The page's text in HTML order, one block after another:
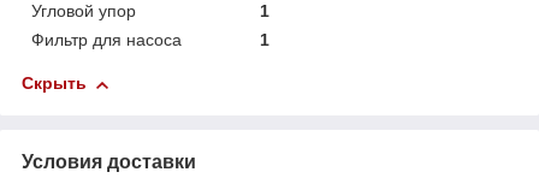
Угловой упор
1
Фильтр для насоса
1
Скрыть
Условия доставки